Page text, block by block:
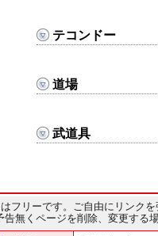
テコンドー
道場
武道具
フリーです。ご自由にリンク
無くページを削除、変更する